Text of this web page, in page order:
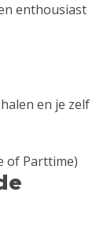
enthousiast
en je zelf
of Parttime)